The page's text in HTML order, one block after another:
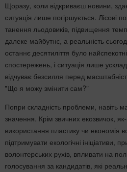
Щоразу, коли відкриваєш новини,
ситуація лише погіршується. Лісові
танення льодовиків, підвищення
далеке майбутнє, а реальність
останнє десятиліття було
спостережень, і ситуація лише
відчуває безсилля перед
"Що я можу змінити сам?"
Попри складність проблеми, навіть
значення. Крім звичних екозвичок,
використання пластику чи економія
підтримувати екологічні ініціативи,
волонтерських рухів, впливати на
голосування за кандидатів, які